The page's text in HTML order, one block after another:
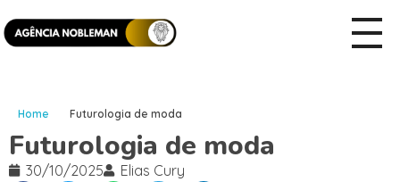
Home Futurologia de moda
Futurologia de moda
30/10/2025 Elias Cury